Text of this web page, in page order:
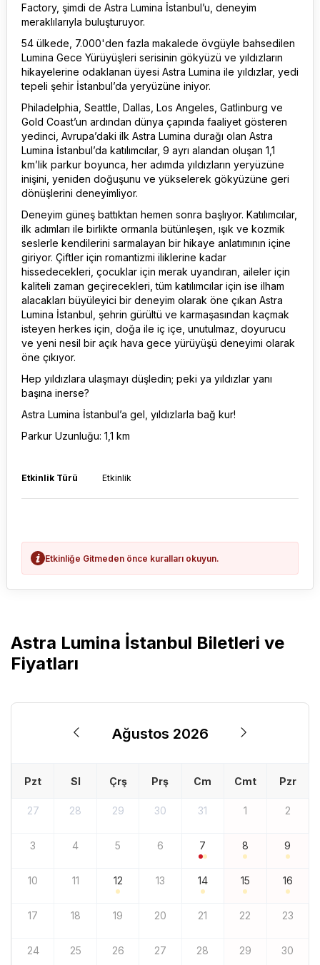
Factory, şimdi de Astra Lumina İstanbul’u, deneyim
meraklılarıyla buluşturuyor.
54 ülkede, 7.000'den fazla makalede övgüyle bahsedilen
Lumina Gece Yürüyüşleri serisinin gökyüzü ve yıldızların
hikayelerine odaklanan üyesi Astra Lumina ile yıldızlar, yedi
tepeli şehir İstanbul’da yeryüzüne iniyor.
Philadelphia, Seattle, Dallas, Los Angeles, Gatlinburg ve
Gold Coast’un ardından dünya çapında faaliyet gösteren
yedinci, Avrupa’daki ilk Astra Lumina durağı olan Astra
Lumina İstanbul’da katılımcılar, 9 ayrı alandan oluşan 1,1
km’lik parkur boyunca, her adımda yıldızların yeryüzüne
inişini, yeniden doğuşunu ve yükselerek gökyüzüne geri
dönüşlerini deneyimliyor.
Deneyim güneş battıktan hemen sonra başlıyor. Katılımcılar,
ilk adımları ile birlikte ormanla bütünleşen, ışık ve kozmik
seslerle kendilerini sarmalayan bir hikaye anlatımının içine
giriyor. Çiftler için romantizmi iliklerine kadar
hissedecekleri, çocuklar için merak uyandıran, aileler için
kaliteli zaman geçirecekleri, tüm katılımcılar için ise ilham
alacakları büyüleyici bir deneyim olarak öne çıkan Astra
Lumina İstanbul, şehrin gürültü ve karmaşasından kaçmak
isteyen herkes için, doğa ile iç içe, unutulmaz, doyurucu
ve yeni nesil bir açık hava gece yürüyüşü deneyimi olarak
öne çıkıyor.
Hep yıldızlara ulaşmayı düşledin; peki ya yıldızlar yanı
başına inerse?
Astra Lumina İstanbul’a gel, yıldızlarla bağ kur!
Parkur Uzunluğu: 1,1 km
Etkinlik Türü Etkinlik
Etkinliğe Gitmeden önce kuralları okuyun.
Astra Lumina İstanbul Biletleri ve
Fiyatları
Ağustos 2026
Pzt Sl Çrş Prş Cm Cmt Pzr
27 28 29 30 31 1 2
3 4 5 6 7 8 9
10 11 12 13 14 15 16
17 18 19 20 21 22 23
24 25 26 27 28 29 30